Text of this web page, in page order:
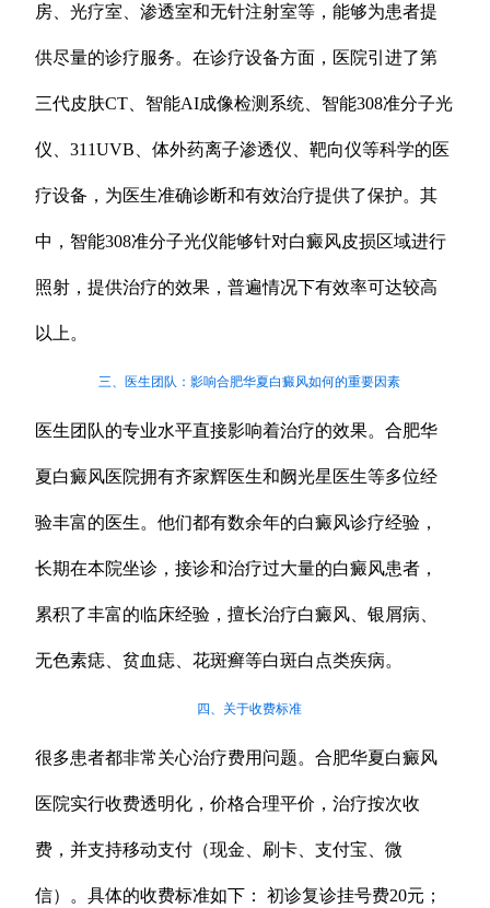
房、光疗室、渗透室和无针注射室等，能够为患者提
供尽量的诊疗服务。在诊疗设备方面，医院引进了第
三代皮肤CT、智能AI成像检测系统、智能308准分子光
仪、311UVB、体外药离子渗透仪、靶向仪等科学的医
疗设备，为医生准确诊断和有效治疗提供了保护。其
中，智能308准分子光仪能够针对白癜风皮损区域进行
照射，提供治疗的效果，普遍情况下有效率可达较高
以上。
三、医生团队：影响合肥华夏白癜风如何的重要因素
医生团队的专业水平直接影响着治疗的效果。合肥华
夏白癜风医院拥有齐家辉医生和阙光星医生等多位经
验丰富的医生。他们都有数余年的白癜风诊疗经验，
长期在本院坐诊，接诊和治疗过大量的白癜风患者，
累积了丰富的临床经验，擅长治疗白癜风、银屑病、
无色素痣、贫血痣、花斑癣等白斑白点类疾病。
四、关于收费标准
很多患者都非常关心治疗费用问题。合肥华夏白癜风
医院实行收费透明化，价格合理平价，治疗按次收
费，并支持移动支付（现金、刷卡、支付宝、微
信）。具体的收费标准如下： 初诊复诊挂号费20元；